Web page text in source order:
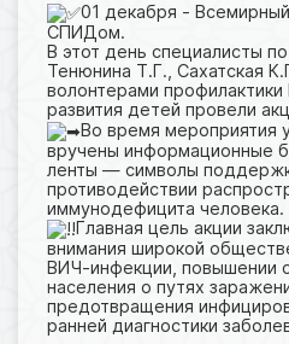
01 декабря -
СПИДом.
В этот день специалисты
Тенюнина Т.Г., Сахатская
волонтерами профилактики
развития детей провели
Во время мероприятия
вручены информационные
ленты — символы
противодействии
иммунодефицита человека.
Главная цель акции
внимания широкой
ВИЧ-инфекции, повышении
населения о путях
предотвращения
ранней диагностики